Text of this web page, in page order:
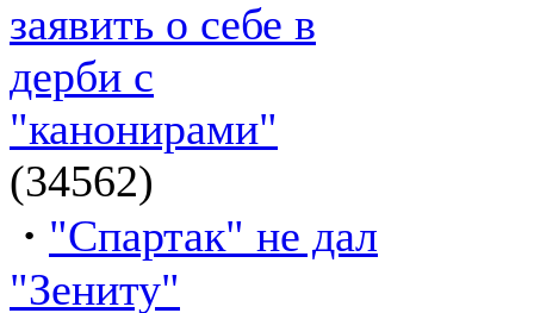
заявить о себе в
дерби с
"канонирами"
(34562)
· "Спартак" не дал
"Зениту"